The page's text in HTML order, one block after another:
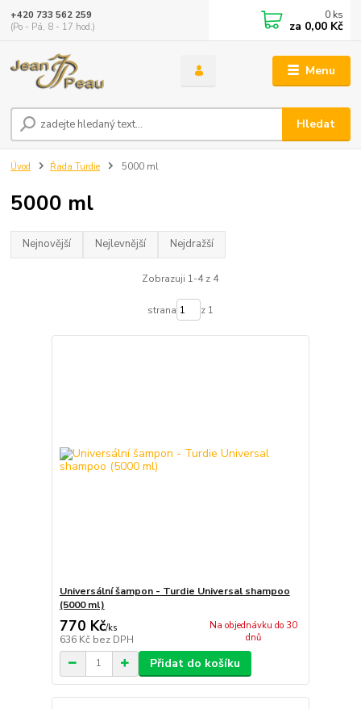
Menu
Hledat
+420 733 562 259
(Po - Pá, 8 - 17 hod.)
0 ks
za 0,00 Kč
Úvod Řada Turdie 5000 ml
5000 ml
Nejnovější Nejlevnější Nejdražší
Zobrazuji 1-4 z 4
strana z 1
Universální šampon - Turdie Universal shampoo
(5000 ml)
770 Kč/ks
636 Kč bez DPH
Na objednávku do 30
dnů
Přidat do košíku